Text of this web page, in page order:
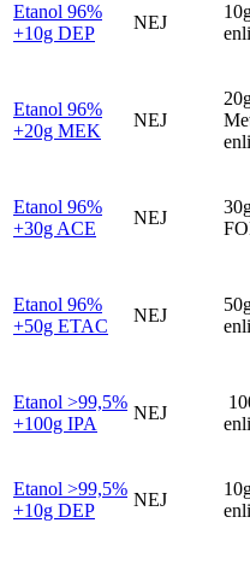
Etanol 96%
+10g DEP
NEJ
Etanol 96%
+20g MEK
NEJ
Etanol 96%
+30g ACE
NEJ
Etanol 96%
+50g ETAC
NEJ
Etanol >99,5%
+100g IPA
NEJ
Etanol >99,5%
+10g DEP
NEJ